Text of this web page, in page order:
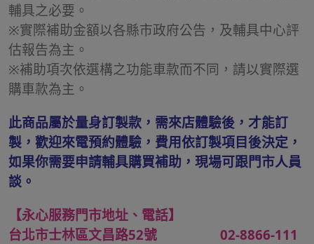
輔具之必要。
※實際補助金額以各縣市政府公告，及輔具中心評
估報告為主。
※補助項次依選構之功能車款而不同，請以實際選
購車款為主。
此商品屬於量身訂製款，需來店體驗後，才能訂
製，歡迎來電預約體驗，費用依訂製項目後決定，
如果你需要申請輔具購買補助，現場可跟門市人員
談。
【永心服務門市地址、電話】
台北市士林區文昌路52號 02-8866-111